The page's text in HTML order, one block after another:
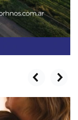
prev next